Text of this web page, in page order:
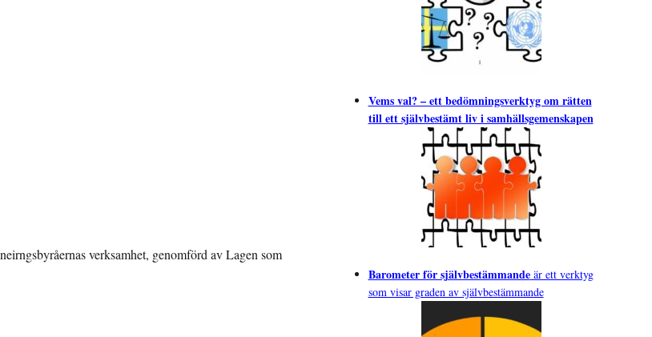
verksamhet, genomförd av Lagen som
Vems val? – ett bedömningsverktyg om rätten
till ett självbestämt liv i samhällsgemenskapen
Barometer för självbestämmandeär ett verktyg
som visar graden av självbestämmande